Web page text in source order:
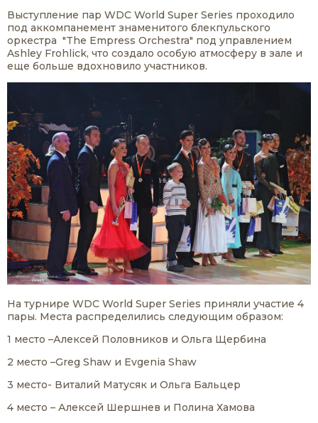
Выступление пар WDC World Super Series проходило
под аккомпанемент знаменитого блекпульского
оркестра "The Empress Orchestra" под управлением
Ashley Frohlick, что создало особую атмосферу в зале и
еще больше вдохновило участников.
На турнире WDC World Super Series приняли участие 4
пары. Места распределились следующим образом:
1 место –Алексей Половников и Ольга Щербина
2 место –Greg Shaw и Evgenia Shaw
3 место- Виталий Матусяк и Ольга Бальцер
4 место – Алексей Шершнев и Полина Хамова